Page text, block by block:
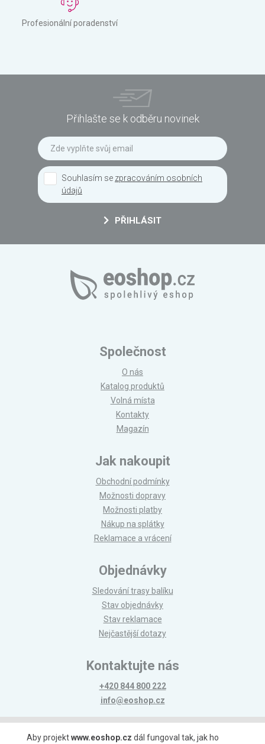
Profesionální poradenství
Přihlašte se k odběru novinek
Souhlasím se zpracováním osobních
údajů
PŘIHLÁSIT
Společnost
O nás
Katalog produktů
Volná místa
Kontakty
Magazín
Jak nakoupit
Obchodní podmínky
Možnosti dopravy
Možnosti platby
Nákup na splátky
Reklamace a vrácení
Objednávky
Sledování trasy balíku
Stav objednávky
Stav reklamace
Nejčastější dotazy
Kontaktujte nás
+420 844 800 222
info@eoshop.cz
Možnosti platby
Aby projektwww.eoshop.cz dál fungoval tak, jak ho